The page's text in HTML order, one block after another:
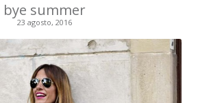
bye summer
23 agosto, 2016